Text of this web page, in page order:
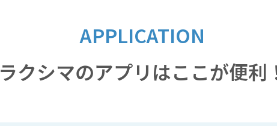
APPLICATION
ラクシマのアプリはここが便利